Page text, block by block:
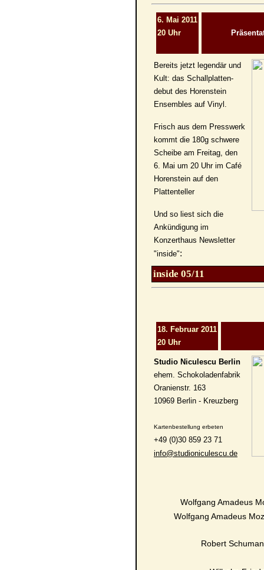
6. Mai 2011
20 Uhr
Bereits jetzt legendär und
Kult: das Schallplatten-
debut des Horenstein
Ensembles auf Vinyl.
Frisch aus dem Presswerk
kommt die 180g schwere
Scheibe am Freitag, den
6. Mai um 20 Uhr im Café
Horenstein auf den
Plattenteller
Und so liest sich die
Ankündigung im
Konzerthaus Newsletter
"inside":
inside 05/11
18. Februar 2011
20 Uhr
Studio Niculescu Berlin
ehem. Schokoladenfabrik
Oranienstr. 163
10969 Berlin - Kreuzberg
Kartenbestellung erbeten
+49 (0)30 859 23 71
info@studioniculescu.de
Wolfgang Amadeus
Wolfgang Amadeus
Robert